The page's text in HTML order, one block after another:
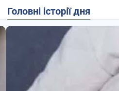
Головні історії дня